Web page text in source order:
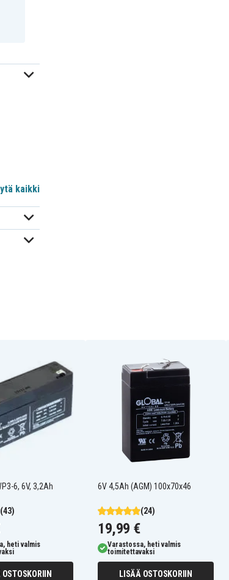
kaikki
6, 6V, 3,2Ah
(43)
heti valmis
OSTOSKORIIN
6V 4,5Ah (AGM) 100x70x46
(24)
19,99 €
Varastossa, heti valmis
toimitettavaksi
LISÄÄ OSTOSKORIIN